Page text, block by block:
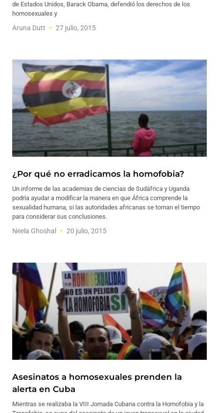
de Estados Unidos, Barack Obama, defendió los derechos de los
homosexuales y
Aruna Dutt 27 julio, 2015
¿Por qué no erradicamos la homofobia?
Un informe de las academias de ciencias de Sudáfrica y Uganda
podría ayudar a modificar la manera en que África comprende la
sexualidad humana, si las autoridades africanas se toman el tiempo
para considerar sus conclusiones.
Neela Ghoshal 20 julio, 2015
Asesinatos a homosexuales prenden la
alerta en Cuba
Mientras se realizaba la VIII Jornada Cubana contra la Homofobia y la